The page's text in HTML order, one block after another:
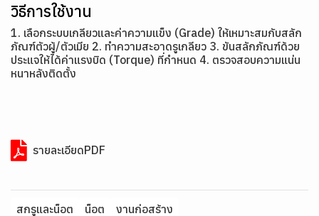
วิธีการใช้งาน
1. เลือกระบบเกลียวและค่าความแข็ง (Grade) ให้เหมาะสมกับสลัก
ภัณฑ์ตัวผู้/ตัวเมีย 2. ทำความสะอาดรูเกลียว 3. ขันสลักภัณฑ์ด้วย
ประแจให้ได้ค่าแรงบิด (Torque) ที่กำหนด 4. ตรวจสอบความแน่น
หนาหลังติดตั้ง
รายละเอียดPDF
สกรูและน็อต น็อต งานก่อสร้าง